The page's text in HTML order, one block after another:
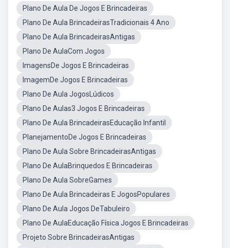
Plano De Aula De Jogos E Brincadeiras
Plano De Aula BrincadeirasTradicionais 4 Ano
Plano De Aula BrincadeirasAntigas
Plano De AulaCom Jogos
ImagensDe Jogos E Brincadeiras
ImagemDe Jogos E Brincadeiras
Plano De Aula JogosLúdicos
Plano De Aulas3 Jogos E Brincadeiras
Plano De Aula BrincadeirasEducação Infantil
PlanejamentoDe Jogos E Brincadeiras
Plano De Aula Sobre BrincadeirasAntigas
Plano De AulaBrinquedos E Brincadeiras
Plano De Aula SobreGames
Plano De Aula Brincadeiras E JogosPopulares
Plano De Aula Jogos DeTabuleiro
Plano De AulaEducação Física Jogos E Brincadeiras
Projeto Sobre BrincadeirasAntigas